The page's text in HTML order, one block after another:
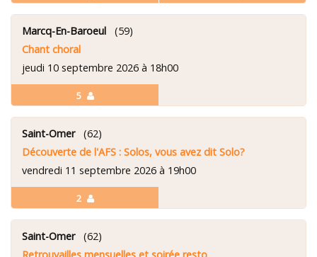
5
Marcq-En-Baroeul (59)
Chant choral
jeudi 10 septembre 2026 à 18h00
2
Saint-Omer(62)
Découverte de l'AFS : Solos, vous avez dit Solo?
vendredi 11 septembre 2026 à 19h00
Saint-Omer(62)